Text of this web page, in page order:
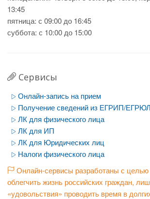
13:45
пятница: с 09:00 до 16:45
суббота: с 10:00 до 15:00
Сервисы
Онлайн-запись на прием
Получение сведений из ЕГРИП/ЕГРЮЛ
ЛК для физического лица
ЛК для ИП
ЛК для Юридических лиц
Налоги физического лица
Онлайн-сервисы разработаны с
облегчить жизнь российских граждан,
«удовольствия» проводить время в